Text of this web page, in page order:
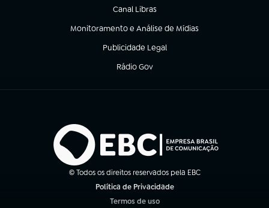
Canal Libras
(abre em nova aba)
Monitoramento e Análise de Mídias
(abre em nova aba)
Publicidade Legal
(abre em nova aba)
Rádio Gov
(abre em nova aba)
© Todos os direitos reservados pela EBC
Política de Privacidade
Termos de uso